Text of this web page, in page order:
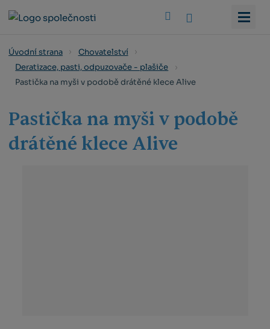
Úvodní strana
Chovatelství
Deratizace, pasti, odpuzovače - plašiče
Pastička na myši v podobě drátěné klece Alive
Pastička na myši v podobě
drátěné klece Alive